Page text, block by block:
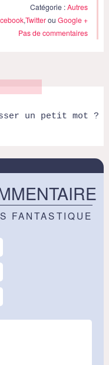
Catégorie :Autres
,TwitterouGoogle +
Pas de commentaires
un petit mot ?
FANTASTIQUE